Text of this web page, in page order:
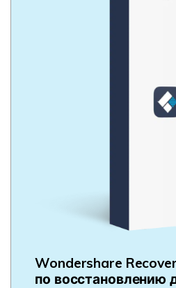
Wondershare
по восстановлению